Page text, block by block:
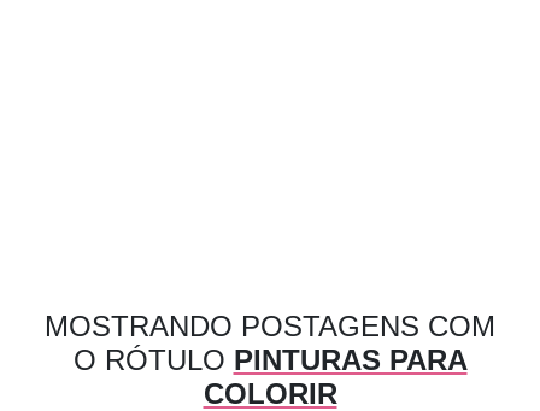
MOSTRANDO POSTAGENS COM
O RÓTULO PINTURAS PARA
COLORIR